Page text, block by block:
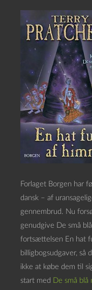
Forlaget Borgen har
dansk – af
gennembrud. Nu
genudgive De små
fortsættelsen En hat
billigbogsudgaver, så
ikke at købe dem til
start med De små blå